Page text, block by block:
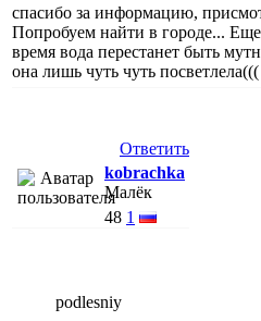
спасибо за информацию,
Попробуем найти в городе... Еще
время вода перестанет быть
она лишь чуть чуть посветлела(((
Ответить
kobrachka
Малёк
48 1
podlesniy